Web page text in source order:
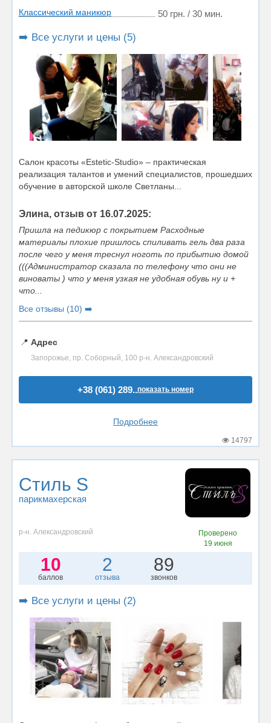
Классический маникюр 50 грн. / 30 мин.
➡️ Все услуги и цены (5)
Салон красоты «Estetic-Studio» – практическая
реализация талантов и умений специалистов, прошедших
обучение в авторской школе Светланы...
Элина, отзыв от 16.07.2025:
Пришла на педикюр с покрытием Расходные
материалы плохие пришлось спиливать гель два раза
после чего у меня треснул ноготь по прибытию домой
(((Администратор сказала по телефону что они не
виноваты ) что у меня узкая не удобная обувь ну и +
что...
Все отзывы (10) ➡️
📍 Адрес
Запорожье, пр. Соборный, 100 р-н. Александровский
+38 (061) 289..показать номер
Подробнее
14797
Стиль S
парикмахерская
р-н. Александровский
Проверено
19 июня
10
баллов
2
отзыва
89
звонков
➡️ Все услуги и цены (2)